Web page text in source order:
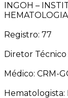
INGOH –
Registro: 77
Diretor
Médico: CRM-
Hematologista: